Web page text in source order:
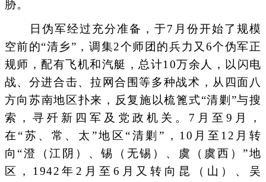
胁。
日伪军经过充分准备，于7月份开始了规模
空前的“清乡”，调集2个师团的兵力又6个伪军正
规师，配有飞机和汽艇，总计10万余人，以闪电
战、分进合击、拉网合围等多种战术，从四面八
方向苏南地区扑来，反复施以梳篦式“清剿”与搜
索，寻歼新四军及党政机关。7月至9月，
在“苏、常、太”地区“清剿”，10月至12月转
向“澄（江阴）、锡（无锡）、虞（虞西）”地
区，1942年2月至6月又转向昆（山）、吴